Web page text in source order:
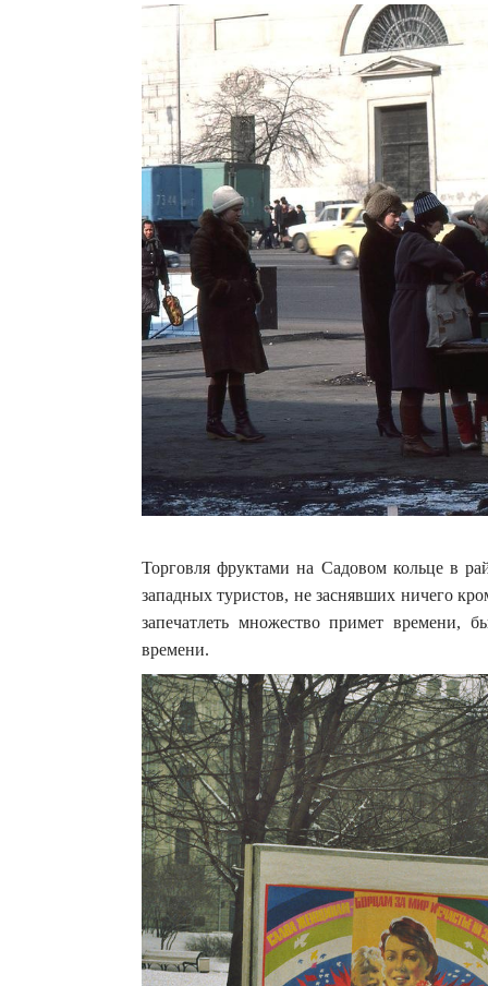
Торговля фруктами на Садовом кольце в
западных туристов, не заснявших ничего
запечатлеть множество примет времени,
времени.